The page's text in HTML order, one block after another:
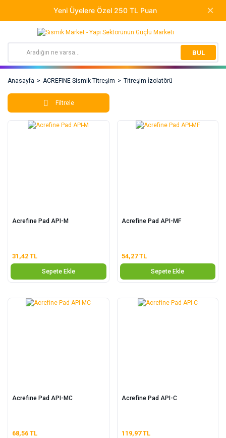
BUL
Anasayfa ACREFINE Sismik Titreşim Titreşim İzolatörü
Filtrele
Acrefine Pad API-M
31,42 TL
Sepete Ekle
Acrefine Pad API-MF
54,27 TL
Sepete Ekle
Acrefine Pad API-MC
68,56 TL
Acrefine Pad API-C
119,97 TL